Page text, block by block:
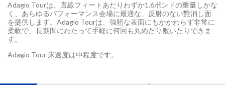
Adagio Tourは、直線フィートあたりわずか1.6ポンドの重量しかな
く、あらゆるパフォーマンス会場に最適な、反射のない艶消し面
を提供します。Adagio Tourは、強靭な表面にもかかわらず非常に
柔軟で、長期間にわたって手軽に何回も丸めたり敷いたりできま
す。
Adagio Tour 床速度は中程度です。